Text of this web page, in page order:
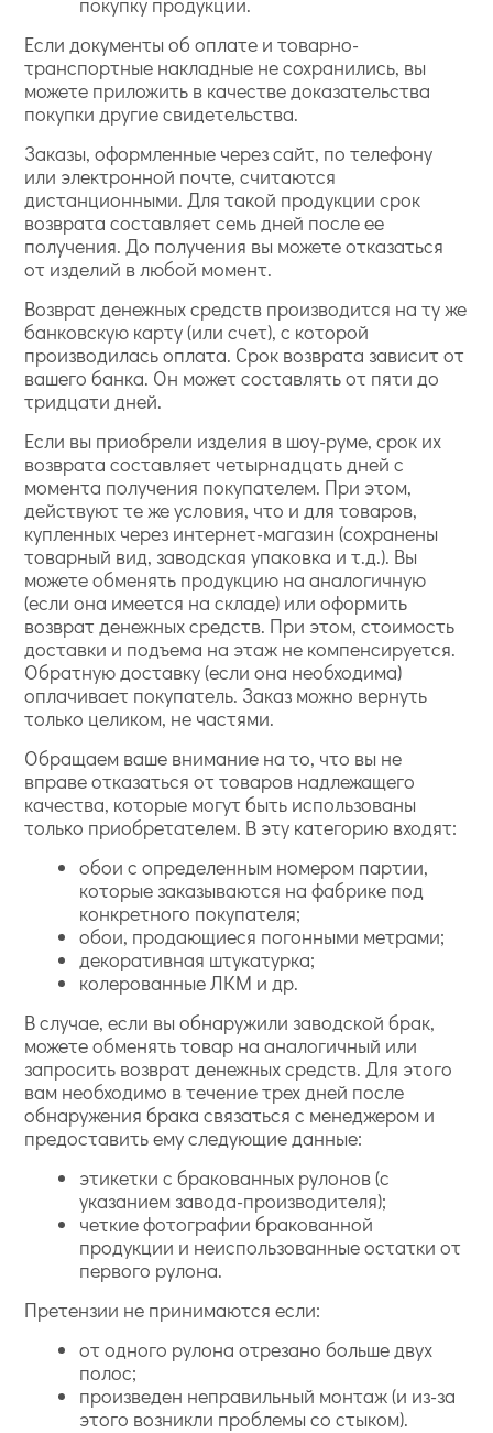
Если документы об оплате и товарно-
транспортные накладные не сохранились, вы
можете приложить в качестве доказательства
покупки другие свидетельства.
Заказы, оформленные через сайт, по телефону
или электронной почте, считаются
дистанционными. Для такой продукции срок
возврата составляет семь дней после ее
получения. До получения вы можете отказаться
от изделий в любой момент.
Возврат денежных средств производится на ту же
банковскую карту (или счет), с которой
производилась оплата. Срок возврата зависит от
вашего банка. Он может составлять от пяти до
тридцати дней.
Если вы приобрели изделия в шоу-руме, срок их
возврата составляет четырнадцать дней с
момента получения покупателем. При этом,
действуют те же условия, что и для товаров,
купленных через интернет-магазин (сохранены
товарный вид, заводская упаковка и т.д.). Вы
можете обменять продукцию на аналогичную
(если она имеется на складе) или оформить
возврат денежных средств. При этом, стоимость
доставки и подъема на этаж не компенсируется.
Обратную доставку (если она необходима)
оплачивает покупатель. Заказ можно вернуть
только целиком, не частями.
Обращаем ваше внимание на то, что вы не
вправе отказаться от товаров надлежащего
качества, которые могут быть использованы
только приобретателем. В эту категорию входят:
обои с определенным номером партии,
которые заказываются на фабрике под
конкретного покупателя;
обои, продающиеся погонными метрами;
декоративная штукатурка;
колерованные ЛКМ и др.
В случае, если вы обнаружили заводской брак,
можете обменять товар на аналогичный или
запросить возврат денежных средств. Для этого
вам необходимо в течение трех дней после
обнаружения брака связаться с менеджером и
предоставить ему следующие данные:
этикетки с бракованных рулонов (с
указанием завода-производителя);
четкие фотографии бракованной
продукции и неиспользованные остатки от
первого рулона.
Претензии не принимаются если:
от одного рулона отрезано больше двух
полос;
произведен неправильный монтаж (и из-за
этого возникли проблемы со стыком).